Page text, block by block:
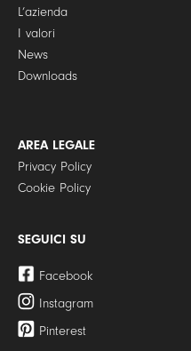
L’azienda
I valori
News
Downloads
AREA LEGALE
Privacy Policy
Cookie Policy
SEGUICI SU
Facebook
Instagram
Pinterest